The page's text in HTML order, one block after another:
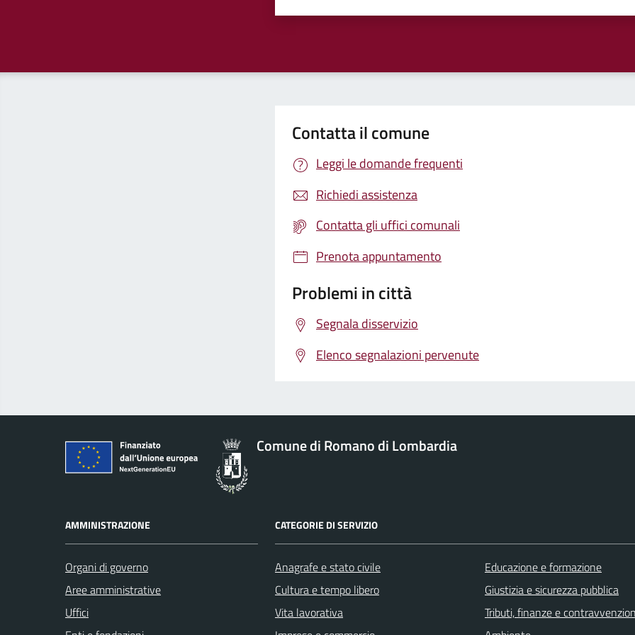
Contatta il comune
Leggi le domande frequenti
Richiedi assistenza
Contatta gli uffici comunali
Prenota appuntamento
Problemi in città
Segnala disservizio
Elenco segnalazioni pervenute
Comune di Romano di Lombardia
AMMINISTRAZIONE
Organi di governo
Aree amministrative
Uffici
CATEGORIE DI SERVIZIO
Anagrafe e stato civile
Cultura e tempo libero
Vita lavorativa
Educazione e formazione
Giustizia e sicurezza pubblica
Tributi, finanze e